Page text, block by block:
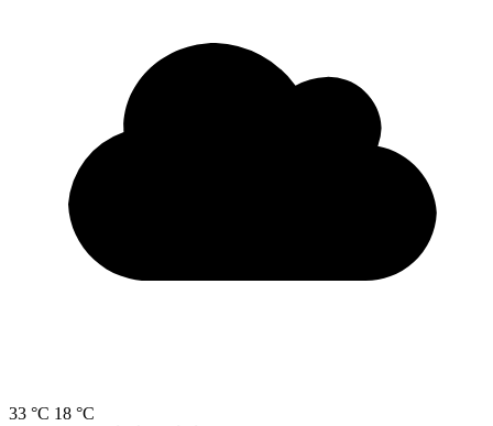
33 °C 18 °C